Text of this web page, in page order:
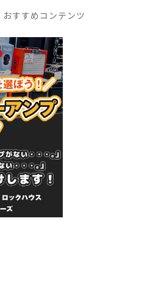
おすすめコンテンツ